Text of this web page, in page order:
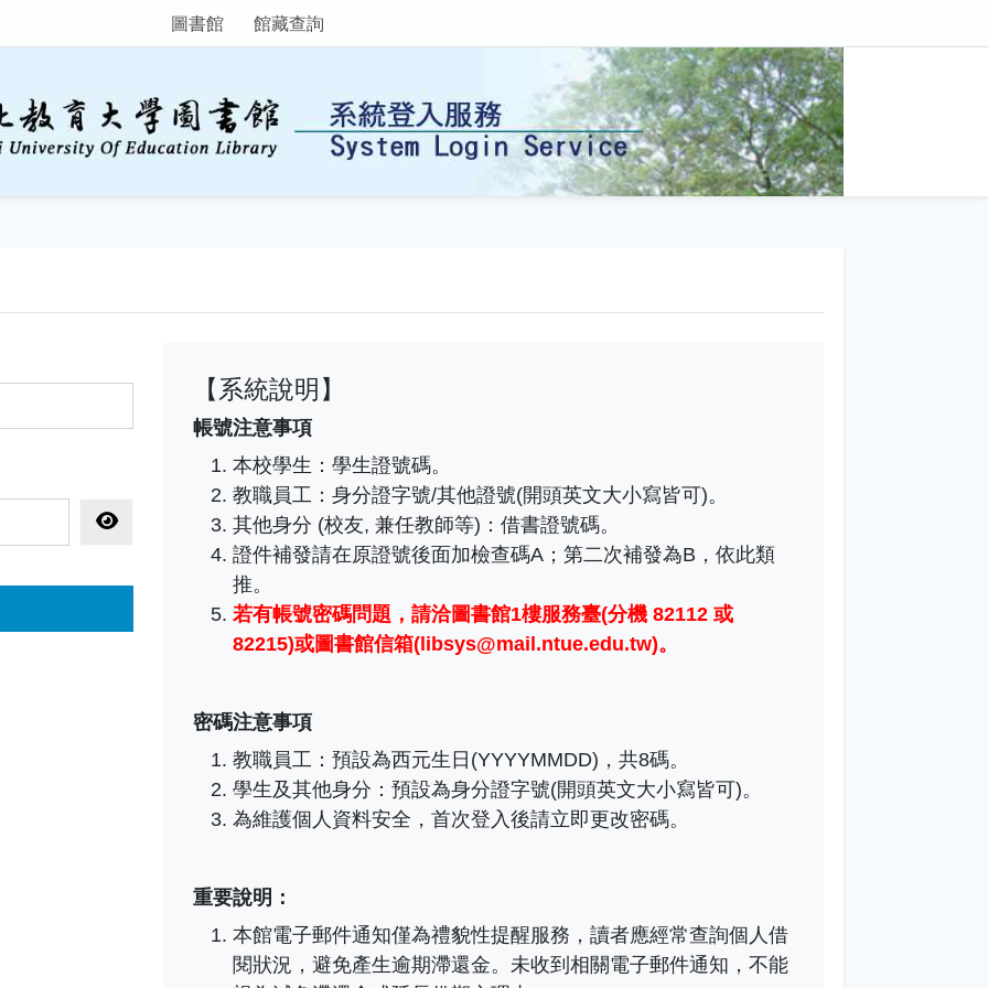
圖書館 館藏查詢
顯示密碼
【系統說明】
帳號注意事項
本校學生：學生證號碼。
教職員工 ：身分證字號/其他證號(開頭英文大小寫皆可)。
其他身分 (校友, 兼任教師等)：借書證號碼。
證件補發請在原證號後面加檢查碼A；第二次補發為B，依此類
推。
若有帳號密碼問題，請洽圖書館1樓服務臺(分機 82112 或
82215)或圖書館信箱(libsys@mail.ntue.edu.tw)。
密碼注意事項
教職員工：預設為西元生日(YYYYMMDD)，共8碼。
學生及其他身分：預設為身分證字號(開頭英文大小寫皆可)。
為維護個人資料安全，首次登入後請立即更改密碼。
重要說明：
本館電子郵件通知僅為禮貌性提醒服務，讀者應經常查詢個人借
閱狀況，避免產生逾期滯還金。未收到相關電子郵件通知，不能